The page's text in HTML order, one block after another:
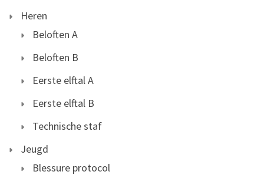
Heren
Beloften A
Beloften B
Eerste elftal A
Eerste elftal B
Technische staf
Jeugd
Blessure protocol